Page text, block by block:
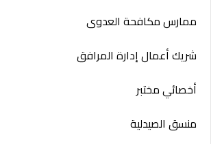
ممارس مكافحة العدوى
شريك أعمال إدارة المرافق
أخصائي مختبر
منسق الصيدلية